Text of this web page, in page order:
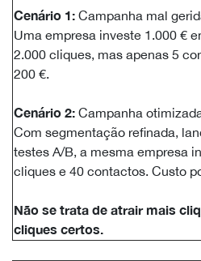
Cenário 1: Campanha mal
Uma empresa investe 1.000 €
2.000 cliques, mas apenas 5
200 €.
Cenário 2: Campanha
Com segmentação refinada,
testes A/B, a mesma empresa
cliques e 40 contactos. Custo
Não se trata de atrair mais
cliques certos.